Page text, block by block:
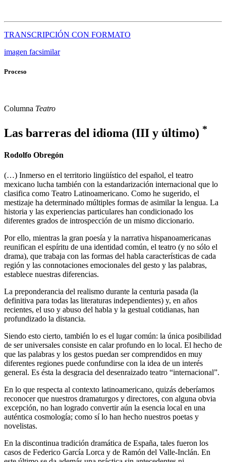
TRANSCRIPCIÓN CON FORMATO
imagen facsimilar
Proceso
Columna Teatro
Las barreras del idioma (III y último) *
Rodolfo Obregón
(…) Inmerso en el territorio lingüístico del español, el teatro
mexicano lucha también con la estandarización internacional que lo
clasifica como Teatro Latinoamericano. Como he sugerido, el
mestizaje ha determinado múltiples formas de asimilar la lengua. La
historia y las experiencias particulares han condicionado los
diferentes grados de introspección de un mismo diccionario.
Por ello, mientras la gran poesía y la narrativa hispanoamericanas
reunifican el espíritu de una identidad común, el teatro (y no sólo el
drama), que trabaja con las formas del habla características de cada
región y las connotaciones emocionales del gesto y las palabras,
establece nuestras diferencias.
La preponderancia del realismo durante la centuria pasada (la
definitiva para todas las literaturas independientes) y, en años
recientes, el uso y abuso del habla y la gestual cotidianas, han
profundizado la distancia.
Siendo esto cierto, también lo es el lugar común: la única posibilidad
de ser universales consiste en calar profundo en lo local. El hecho de
que las palabras y los gestos puedan ser comprendidos en muy
diferentes regiones puede confundirse con la idea de un interés
general. Es ésta la desgracia del desenraizado teatro “internacional”.
En lo que respecta al contexto latinoamericano, quizás deberíamos
reconocer que nuestros dramaturgos y directores, con alguna obvia
excepción, no han logrado convertir aún la esencia local en una
auténtica cosmología; como sí lo han hecho nuestros poetas y
novelistas.
En la discontinua tradición dramática de España, tales fueron los
casos de Federico García Lorca y de Ramón del Valle-Inclán. En